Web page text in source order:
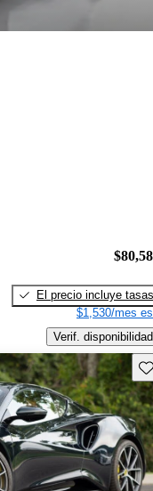
El precio incluye tasas
$1,530/mes
Verif. disponibilidad